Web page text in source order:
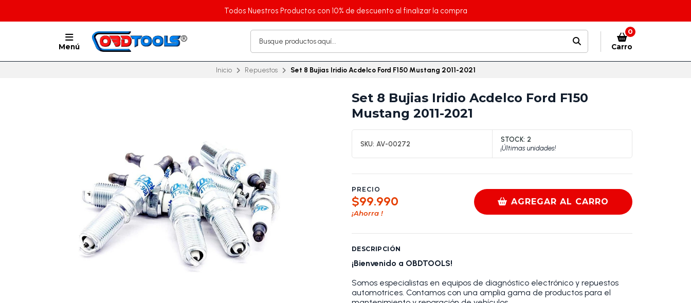
Todos Nuestros Productos con 10% de descuento al finalizar la compra
Menú
0
Carro
Inicio Repuestos Set 8 Bujias Iridio Acdelco Ford F150 Mustang 2011-2021
Set 8 Bujias Iridio Acdelco Ford F150
Mustang 2011-2021
SKU: AV-00272
STOCK: 2
¡Últimas unidades!
PRECIO
$99.990
¡Ahorra !
AGREGAR AL CARRO
DESCRIPCIÓN
¡Bienvenido a OBDTOOLS!
Somos especialistas en equipos de diagnóstico electrónico y repuestos
automotrices. Contamos con una amplia gama de productos para el